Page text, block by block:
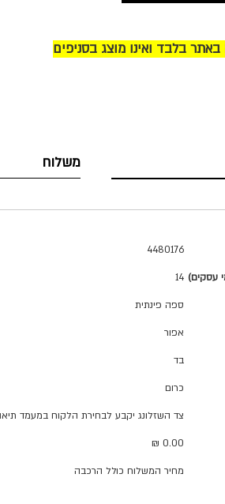
בלבד ואינו מוצג בסניפים
4480176
עסקים) 14
ספה פינתית
אפור
בד
כרום
צד השזלונג יקבע לבחירת הלקוח במעמד
0.00 ₪
מחיר המשלוח כולל הרכבה
משלוח